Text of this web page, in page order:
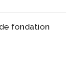
fondation